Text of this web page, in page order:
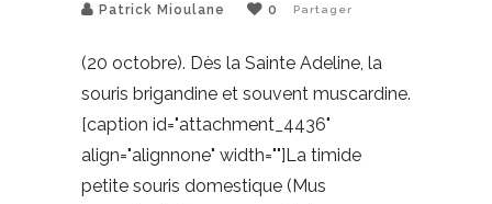
Patrick Mioulane
0 Partager
(20 octobre). Dès la Sainte Adeline, la
souris brigandine et souvent muscardine.
[caption id="attachment_4436"
align="alignnone" width=""]La timide
petite souris domestique (Mus